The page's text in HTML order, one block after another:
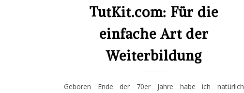
TutKit.com: Für die
einfache Art der
Weiterbildung
Geboren Ende der 70er Jahre habe ich natürlich